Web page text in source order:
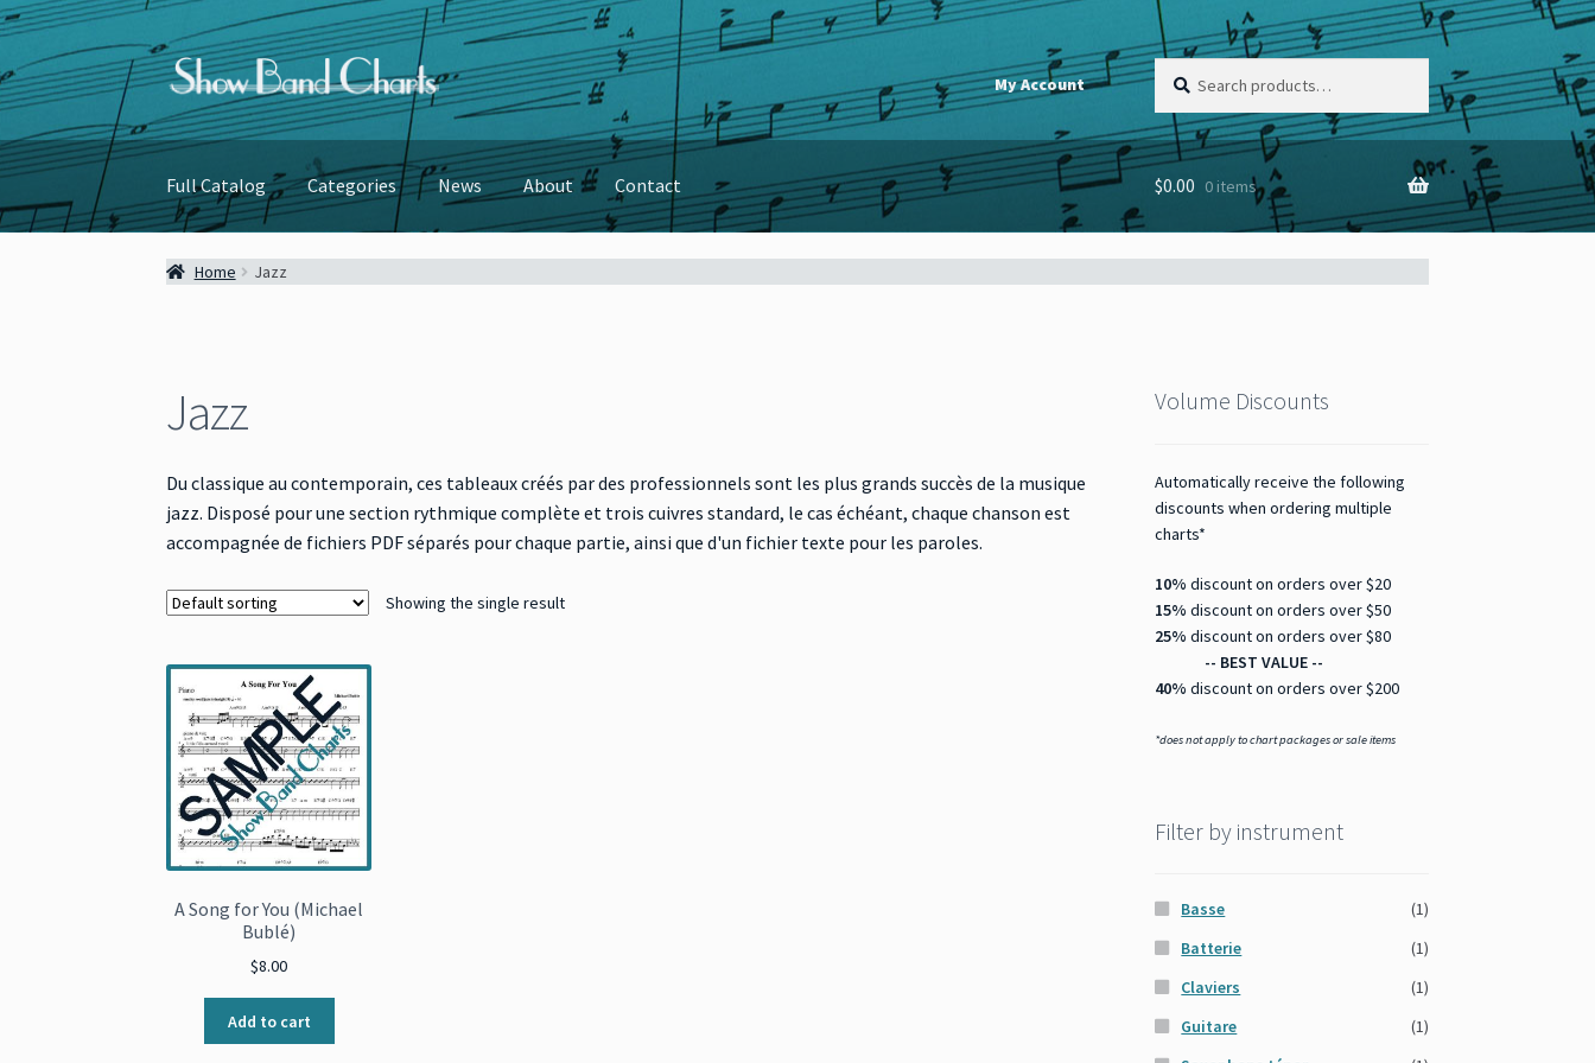
Skip
to
navigation
Skip
to
content
My Account
Search
for:
Search
Full Catalog Categories News About Contact $0.00 0 items
Home Jazz
Jazz
Du classique au contemporain, ces tableaux créés par des professionnels sont les plus grands succès de la musique
jazz. Disposé pour une section rythmique complète et trois cuivres standard, le cas échéant, chaque chanson est
accompagnée de fichiers PDF séparés pour chaque partie, ainsi que d'un fichier texte pour les paroles.
Showing the single result
A Song for You (Michael
Bublé)
$8.00
Add to cart
Volume Discounts
Automatically receive the following
discounts when ordering multiple
charts*
10% discount on orders over $20
15% discount on orders over $50
25% discount on orders over $80
-- BEST VALUE --
40% discount on orders over $200
*does not apply to chart packages or sale items
Filter by instrument
Basse
(1)
Batterie
(1)
Claviers
(1)
Guitare
(1)